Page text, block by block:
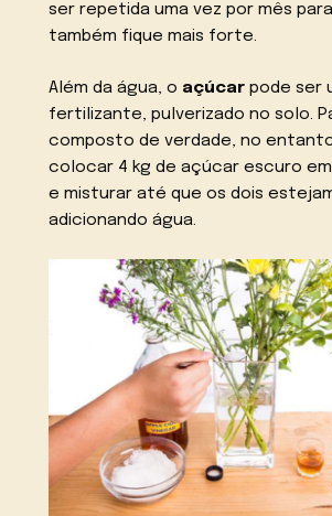
ser repetida uma vez por mês
também fique mais forte.
Além da água, o açúcar pode ser
fertilizante, pulverizado no solo.
composto de verdade, no
colocar 4 kg de açúcar escuro
e misturar até que os dois
adicionando água.